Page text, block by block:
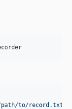
to/record.txt